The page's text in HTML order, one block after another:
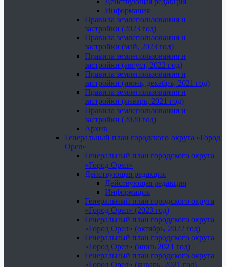
Информация
Правила землепользования и
застройки (2023 год)
Правила землепользования и
застройки (май, 2023 год)
Правила землепользования и
застройки (август, 2022 год)
Правила землепользования и
застройки (июнь, декабрь, 2021 год)
Правила землепользования и
застройки (январь, 2021 год)
Правила землепользования и
застройки (2020 год)
Архив
Генеральный план городского округа «Город
Орел»
Генеральный план городского округа
«Город Орел»
Действующая редакция
Действующая редакция
Информация
Генеральный план городского округа
«Город Орел» (2023 год)
Генеральный план городского округа
«Город Орел» (октябрь, 2022 год)
Генеральный план городского округа
«Город Орел» (июнь 2021 год)
Генеральный план городского округа
«Город Орел» (январь, 2021 год)